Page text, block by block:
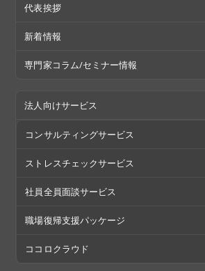
代表挨拶
新着情報
専門家コラム/セミナー情報
法人向けサービス
コンサルティングサービス
ストレスチェックサービス
社員全員面談サービス
職場復帰支援パッケージ
ココロクラウド